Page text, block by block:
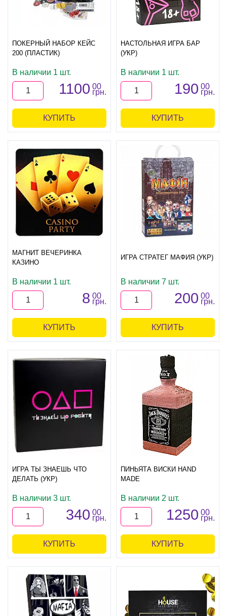
ПОКЕРНЫЙ НАБОР КЕЙС
200 (ПЛАСТИК)
В наличии 1 шт.
1100 00
грн.
КУПИТЬ
НАСТОЛЬНАЯ ИГРА БАР
(УКР)
В наличии 1 шт.
190 00
грн.
КУПИТЬ
МАГНИТ ВЕЧЕРИНКА
КАЗИНО
В наличии 1 шт.
8 00
грн.
КУПИТЬ
ИГРА СТРАТЕГ МАФИЯ (УКР)
В наличии 7 шт.
200 00
грн.
КУПИТЬ
ИГРА ТЫ ЗНАЕШЬ ЧТО
ДЕЛАТЬ (УКР)
В наличии 3 шт.
340 00
грн.
КУПИТЬ
ПИНЬЯТА ВИСКИ HAND
MADE
В наличии 2 шт.
1250 00
грн.
КУПИТЬ